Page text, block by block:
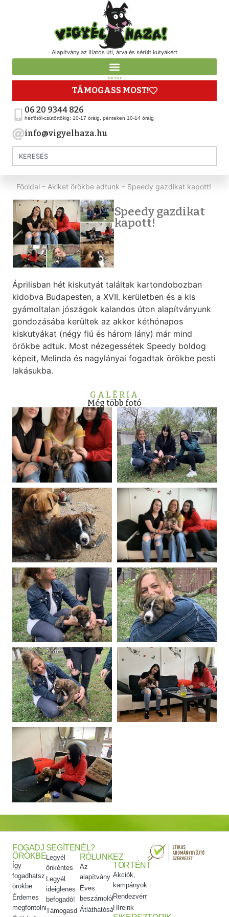
Alapítvány az Illatos úti, árva és sérült kutyákért
menü
TÁMOGASS MOST!
06 20 9344 826
hétfőtől-csütörtökig: 10-17 óráig, pénteken 10-14 óráig
info@vigyelhaza.hu
Főoldal – Akiket örökbe adtunk – Speedy gazdikat kapott!
Speedy gazdikat
kapott!
Áprilisban hét kiskutyát találtak kartondobozban
kidobva Budapesten, a XVII. kerületben és a kis
gyámoltalan jószágok kalandos úton alapítványunk
gondozásába kerültek az akkor kéthónapos
kiskutyákat (négy fiú és három lány) már mind
örökbe adtuk. Most nézegessétek Speedy boldog
képeit, Melinda és nagylányai fogadtak örökbe pesti
lakásukba.
GALÉRIA
Még több fotó
FOGADJ
ÖRÖKBE
Így
fogadhatsz
örökbe
Érdemes
megfontolni
SEGÍTENÉL?
Legyél
önkéntes
Legyél
ideiglenes
befogadó!
Támogasd
RÓLUNK
Az
alapítvány
Éves
beszámolók
Átláthatóság
EZ
TÖRTÉNT
Akciók,
kampányok
Rendezvényeink
Híreink